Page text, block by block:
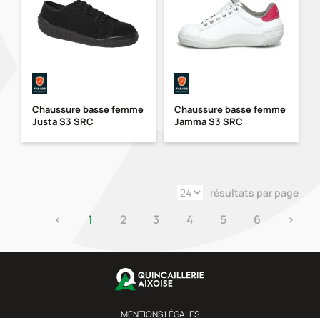
Chaussure basse femme
Justa S3 SRC
Chaussure basse femme
Jamma S3 SRC
résultats par page
‹ 1 2 3 4 5 6 ›
MENTIONS LÉGALES